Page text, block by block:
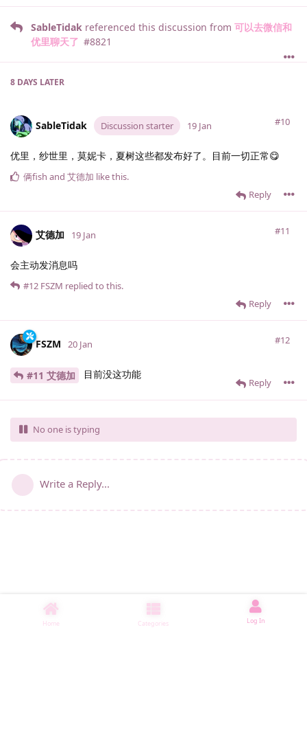
SableTidak referenced this discussion from 可以去微信和
优里聊天了 #8821
8 DAYS LATER
SableTidak Discussion starter #10
19 Jan
优里，纱世里，莫妮卡，夏树这些都发布好了。目前一切正常😋
Reply
俩fish and 艾德加 like this.
艾德加 #11
19 Jan
会主动发消息吗
Reply
#12 FSZM replied to this.
FSZM #12
20 Jan
#11 艾德加 目前没这功能
Reply
No one is typing
Write a Reply...
Home Categories Log In